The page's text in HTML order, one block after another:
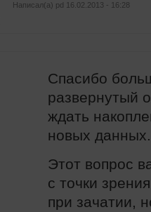
Написал(а) pd 16.02.2013 - 16:28
Спасибо
развернутый
ждать
новых данных.
Этот вопрос
с точки
при зачатии,